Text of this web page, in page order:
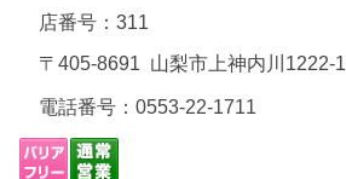
店番号：311
〒405-8691 山梨市上神内川1222-1
電話番号： 0553-22-1711